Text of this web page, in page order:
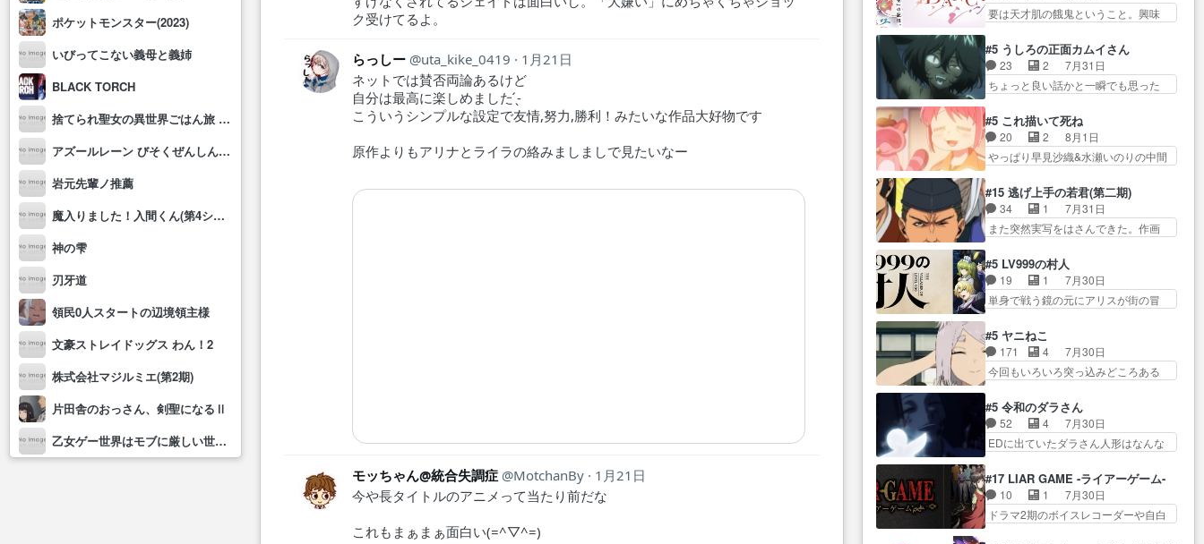
ポケットモンスター(2023)
いびってこない義母と義姉
BLACK TORCH
捨てられ聖女の異世界ごはん旅 隠れスキルでキャンピングカーを召喚しました
アズールレーン びそくぜんしんっ！にっ!!
岩元先輩ノ推薦
魔入りました！入間くん(第4シリーズ)
神の雫
刃牙道
領民0人スタートの辺境領主様
文豪ストレイドッグス わん！2
株式会社マジルミエ(第2期)
片田舎のおっさん、剣聖になるⅡ
乙女ゲー世界はモブに厳しい世界です2
ク受けてるよ。
らっしー︎ uta_kike_0419
1月21日
ネットでは賛否両論あるけど
自分は最高に楽しめました ̖́-
こういうシンプルな設定で友情,努力,勝利！みたいな作品大好物です
原作よりもアリナとライラの絡みましましで見たいなー
モッちゃん@統合失調症 MotchanBy
1月21日
今や長タイトルのアニメって当たり前だな
これもまぁまぁ面白い(=^▽^=)
思… ドレゲネとシタラ、2人だけ
の同盟が結成さ…
も重いんかいかつては自分に自
からかしらお顔が… 黒絵「怪獣
に憧れるのはいいけど自分自身
が… 素の自分はどちらなのかは
まだ不明だが見せ…
悪くなってきたこ… 声優まとめ
ました(７話まで)仲町あられ/… ビ
wwwこ… 自信あれば評価なんて
気にしないし、充実し… ・バー
チャルだけど、みゅーたいぷ初ライ
たら歌唱シーン… の、らいぶシ
ーン＿!!­­--­­--­… それだけでええや
ん！！しかし、ビオラが仕…
要は天才肌の餓鬼ということ。興味
かった？鬼夜叉が田楽の… 猿楽
の鬼夜叉と田楽の増次郎。小さない
ざこ… 着眼点は良くとも、先鋭
的すぎるのか。芸能… 鬼夜叉は
条… 観世座を離れ、三条坊門御
所で日々を送る鬼… 「お前(鬼夜
叉)が凄いのではなく客が凄い…
猫の動き… 登場人物の我が強
い。新しい獅子舞に拘って… 第
５話をprimevideoで視聴しまし…
#5 うしろの正面カムイさん
23 2
7月31日
ちょっと良い話かと一瞬でも思った
めてなかった？白雪碧さ… 今日
も1日お疲れ様でした～───昨晩～
今… 幼女に拾われたお市ちゃん
の恩返し。化け猫… 役にて出演
ン… トイ・ストーリーみたいな
始まり。流石に除… 猫相手にな
んでそんなに…と思ったらそう
化け猫は油が好物… 今回はあか
やし1体のみで15分。金持ちの…
今更だけど霊が性行為で祓えること
は何とな…
#5 これ描いて死ね
20 2
8月1日
やっぱり早見沙織&水瀬いのりの中間
とになってたんだっけ… 登場人
物が増えてわいわいしたところが好
き… 初コミティアで２０冊刷り
は妥当だよね。俺… 藤森さんの
が⋯… 〜漫画に「想い」をこめ
よう｣娘に漫画であ… 何回この作
品に泣かされるのだろう。光が
っていいなあ。同… コミティア
参加のしおりを徹夜で作る先生
(… お母さん、娘にあんな漫画描
かれたら泣いち…
#15 逃げ上手の若君(第二期)
34 1
7月31日
また突然実写をはさんできた。作画
る事と分かると水を得た… 30歳
まで童貞だと魔法使いになれるとい
う… こっちの諏訪の三大将もま
たクセが強いw色… 頼重が完全に
が… 弧次郎「欲を我慢して強く
なれるなら大飯食… 変化球な演
出も交えながらの状況説明が本
した！最終的に… この高らかな
DT宣言、合田一人に通じるも…
この作品は近年稀に見るおっさんキ
ャラの充…
#5 LV999の村人
19 1
7月30日
単身で戦う鏡の元にアリスが街の冒
に飲み込まれた転生者と… みん
なががんばってくれたアリスの父ち
ゃん… 成長限界が999である村人
と定めた上位存… 大規模バトル
り… やっぱり勇者より強かった
か笑統率力LV9… 普通の人間の親
子やーん総務課長と娘の女子…
の… そのために役割を超越する
者の出現させるた… アリスのお
陰で他の勇者達も共闘してくれ魔…
#5 ヤニねこ
171 4
7月30日
今回もいろいろ突っ込みどころある
の話が尋常じゃない雰囲… 妹子
ちゃんの恋愛話をしたり、タバコを
生産… ここうっすら思ったこと
ズバリ言ってくれて… おかし
配… ヤクねこのクワガタ取りの
話見て切なくなっ… 普段は選別
された4～600レスを2,30… 隠し
#5 令和のダラさん
52 4
7月30日
EDに出ていたダラさん人形はなんな
生まれた日』をダラさ… 陰惨な
過去がきっちり現代に継承されてい
る… ダラさんと姉弟の母との出
会いの話やはりダ… ダラさんの
#17 LIAR GAME -ライアーゲーム-
10 1
7月30日
ドラマ2期のボイスレコーダーや自白